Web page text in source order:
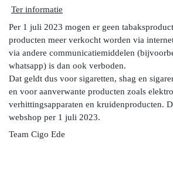
Ter informatie
Per 1 juli 2023 mogen er geen
producten meer verkocht worden via
via andere communicatiemiddelen
whatsapp) is dan ook verboden.
Dat geldt dus voor sigaretten, shag en
en voor aanverwante producten zoals
verhittingsapparaten en kruidenproducten.
webshop per 1 juli 2023.
Team Cigo Ede